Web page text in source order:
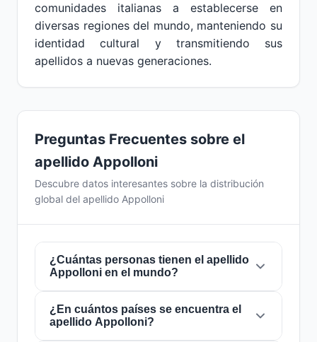
comunidades italianas a establecerse en
diversas regiones del mundo, manteniendo su
identidad cultural y transmitiendo sus
apellidos a nuevas generaciones.
Preguntas Frecuentes sobre el
apellido Appolloni
Descubre datos interesantes sobre la distribución
global del apellido Appolloni
¿Cuántas personas tienen el apellido
Appolloni en el mundo?
Actualmente hay aproximadamente1.463
personascon el apellido
¿En cuántos países se encuentra el
apellido Appolloni?